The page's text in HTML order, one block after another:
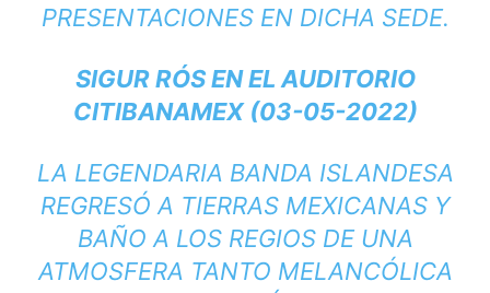
PRESENTACIONES EN DICHA SEDE.
SIGUR RÓS EN EL AUDITORIO
CITIBANAMEX (03-05-2022)
LA LEGENDARIA BANDA ISLANDESA
REGRESÓ A TIERRAS MEXICANAS Y
BAÑO A LOS REGIOS DE UNA
ATMOSFERA TANTO MELANCÓLICA